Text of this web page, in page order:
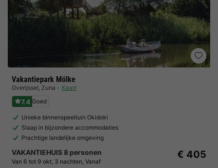
Vakantiepark Mölke
Overijssel, Zuna Kaart
7.4 Goed
Unieke binnenspeeltuin Okidoki
Slaap in bijzondere accommodaties
Prachtige landelijke omgeving
VAKANTIEHUIS 8 personen
Van 6 tot 9 okt, 3 nachten, Vanaf
€ 405